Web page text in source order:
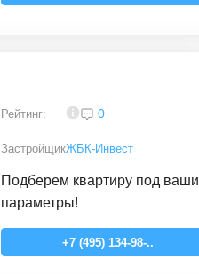
Рейтинг: 0
ЗастройщикЖБК-Инвест
Подберем квартиру под ваши
параметры!
+7 (495) 134-98-..